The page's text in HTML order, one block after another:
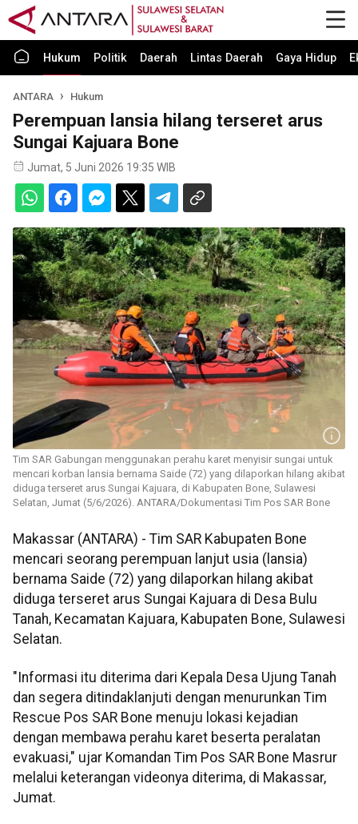
Hukum Politik Daerah Lintas Daerah Gaya Hidup
ANTARA Hukum
Perempuan lansia hilang terseret arus
Sungai Kajuara Bone
Jumat, 5 Juni 2026 19:35 WIB
Tim SAR Gabungan menggunakan perahu karet menyisir sungai untuk
mencari korban lansia bernama Saide (72) yang dilaporkan hilang akibat
diduga terseret arus Sungai Kajuara, di Kabupaten Bone, Sulawesi
Selatan, Jumat (5/6/2026). ANTARA/Dokumentasi Tim Pos SAR Bone
Makassar (ANTARA) - Tim SAR Kabupaten Bone
mencari seorang perempuan lanjut usia (lansia)
bernama Saide (72) yang dilaporkan hilang akibat
diduga terseret arus Sungai Kajuara di Desa Bulu
Tanah, Kecamatan Kajuara, Kabupaten Bone, Sulawesi
Selatan.
"Informasi itu diterima dari Kepala Desa Ujung Tanah
dan segera ditindaklanjuti dengan menurunkan Tim
Rescue Pos SAR Bone menuju lokasi kejadian
dengan membawa perahu karet beserta peralatan
evakuasi," ujar Komandan Tim Pos SAR Bone Masrur
melalui keterangan videonya diterima, di Makassar,
Jumat.